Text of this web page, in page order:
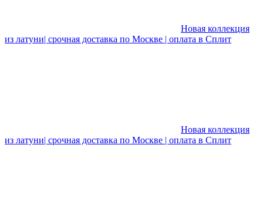
Новая коллекция
из латуни| срочная доставка по Москве | оплата в Сплит
Новая коллекция
из латуни| срочная доставка по Москве | оплата в Сплит